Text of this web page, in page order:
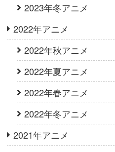
2023年冬アニメ
2022年アニメ
2022年秋アニメ
2022年夏アニメ
2022年春アニメ
2022年冬アニメ
2021年アニメ